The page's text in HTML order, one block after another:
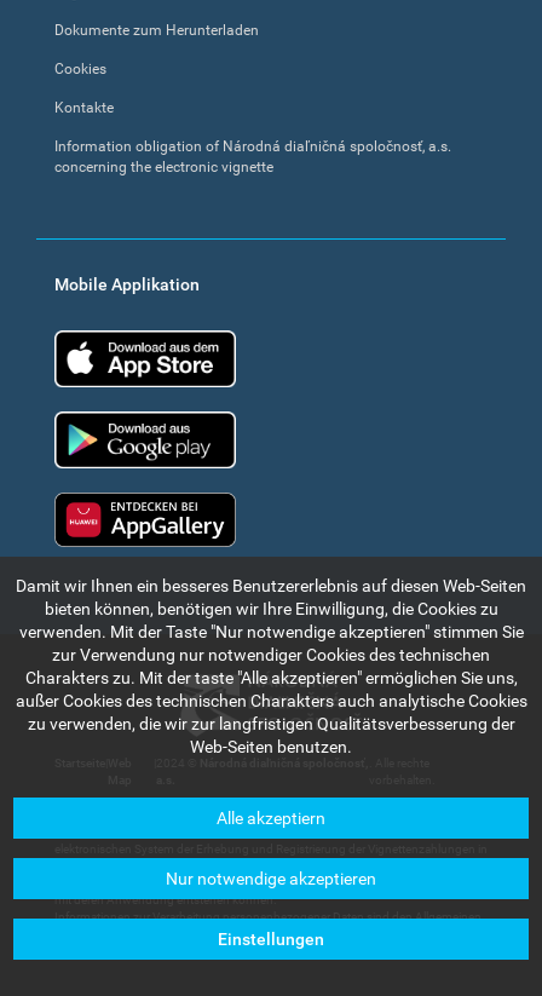
Dokumente zum Herunterladen
Cookies
Kontakte
Information obligation of Národná diaľničná spoločnosť, a.s.
concerning the electronic vignette
Mobile Applikation
Die in diesem Teil des Internetportals angeführte Informationen und Angaben
haben rein indikativen Charakter und dienen zum kurzen Bekanntmachen mit dem
trägt keine Haftung für Schäden, die den Nutzern oder Dritten im Zusammenhang
mit deren Anwendung entstehen können.
Informationen zur Verarbeitung personenbezogener Daten sind den Allgemeinen
Geschäftsbedingungen zu entnehmen, die in der Sektion
verfügbar sind.
Damit wir Ihnen ein besseres Benutzererlebnis auf diesen Web-Seiten
bieten können, benötigen wir Ihre Einwilligung, die Cookies zu
verwenden. Mit der Taste "Nur notwendige akzeptieren" stimmen Sie
zur Verwendung nur notwendiger Cookies des technischen
Charakters zu. Mit der taste "Alle akzeptieren" ermöglichen Sie uns,
außer Cookies des technischen Charakters auch analytische Cookies
zu verwenden, die wir zur langfristigen Qualitätsverbesserung der
Web-Seiten benutzen.
Alle akzeptiern
Nur notwendige akzeptieren
Einstellungen